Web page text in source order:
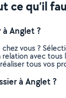
ce qu’il
Anglet ?
chez vous ?
relation avec
tous vos
à Anglet ?